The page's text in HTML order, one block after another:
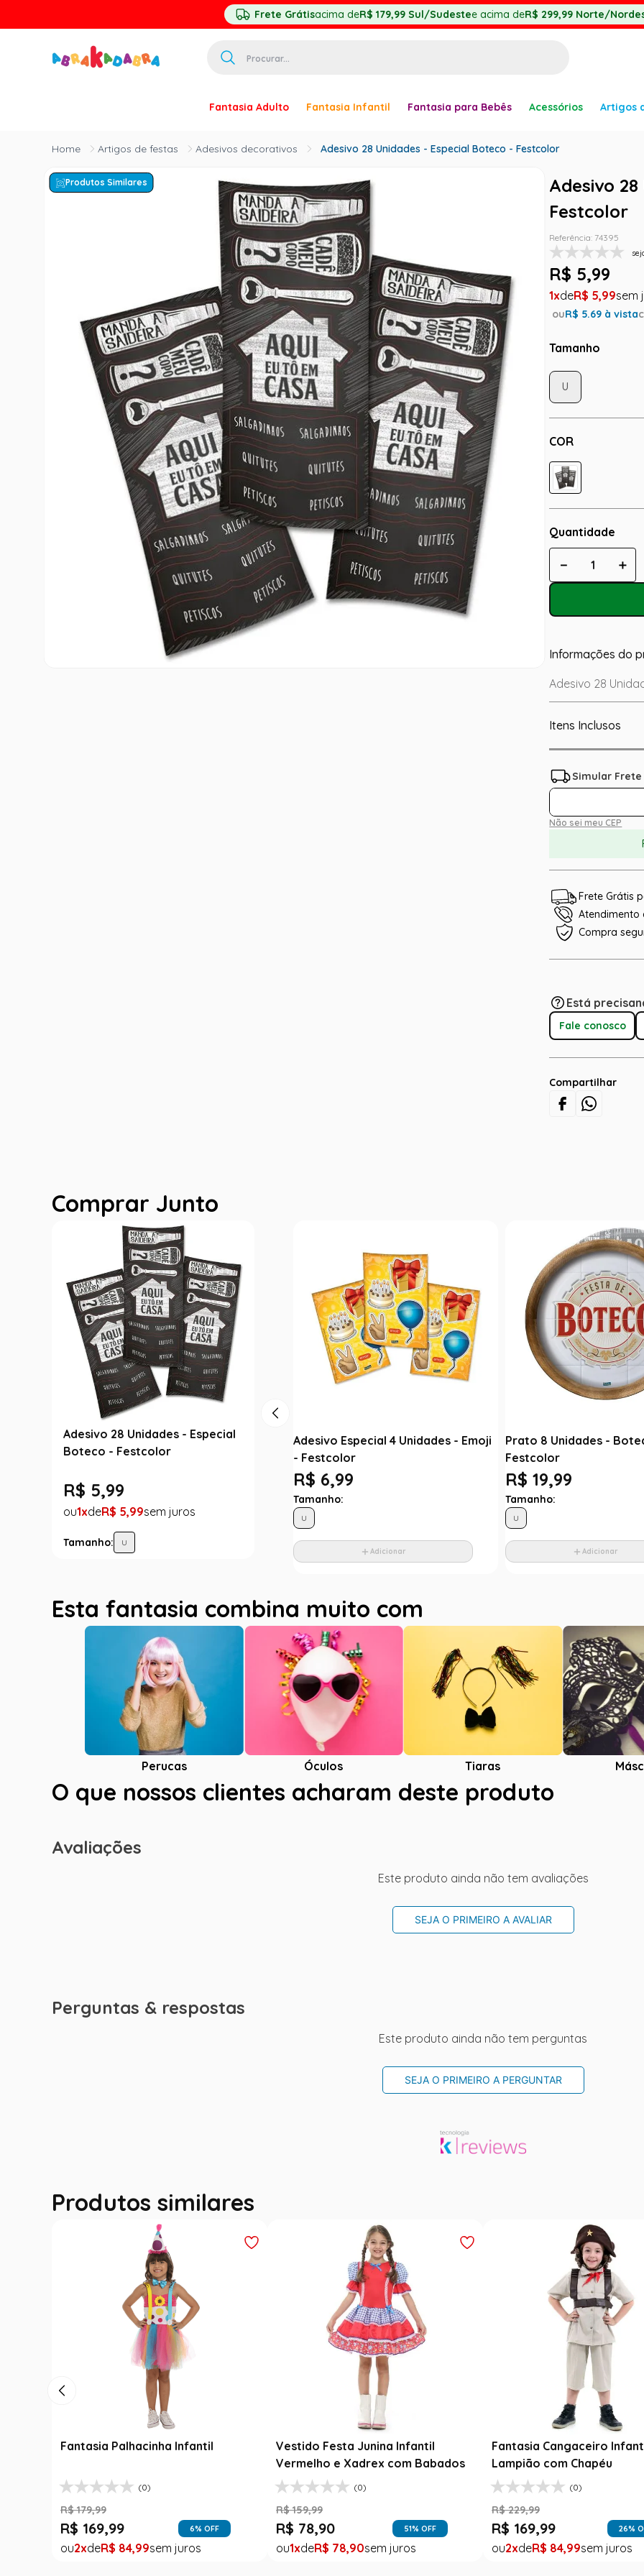
Frete Grátisacima deR$ 179,99 Sul/Sudestee acima deR$ 299,99 Norte/
Fantasia Adulto Fantasia Infantil Fantasia para Bebês Acessórios Artigos
Artigos de festas Adesivos decorativos Adesivo 28 Unidades - Especial Boteco - Festcolor
Produtos Similares
Adesivo
Festcolor
Referência: 74395
R$ 5,99
1 R$ 5,99
ouR$ 5.69 à vista
Tamanho
COR
U
Quantidade
＋
－
Informações do
Adesivo 28
Itens Inclusos
Não sei meu CEP
Frete Grátis
Atendimento
Compra
Está
Fale conosco
Compartilhar
Comprar Junto
Adesivo 28 Unidades - Especial
Boteco - Festcolor
R$ 5,99
1 R$ 5,99
Tamanho: U
Adesivo Especial 4 Unidades - Emoji
- Festcolor
R$ 6,99
Tamanho:
U
Adicionar
Prato 8 Unidades -
Festcolor
R$ 19,99
Tamanho:
U
Adicionar
Esta fantasia combina muito com
Perucas Óculos Tiaras
O que nossos clientes acharam deste produto
Avaliações
Este produto ainda não tem avaliações
SEJA O PRIMEIRO A AVALIAR
Perguntas & respostas
Este produto ainda não tem perguntas
SEJA O PRIMEIRO A PERGUNTAR
Produtos similares
Cangaceiro Infantil
(0)
26
84,99
Fantasia Abbey Bominable Luxo
Infantil - Monster High
(8)
Outlet
R$
39,99
Fantasia Festa Junina Adulto
Jardineira Xadrez Caipira Azul
R$
R$ 99,
99,99
princesa
4º
paquita
5º
harry potter
6º
mascara
7º
palhaço
8º
kpop
9º
rumi
10º toy story